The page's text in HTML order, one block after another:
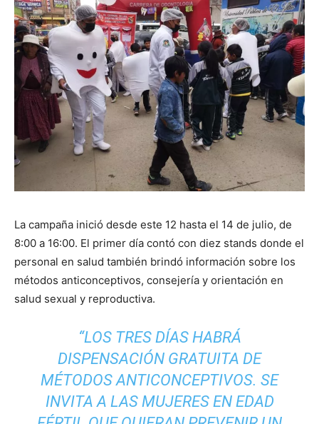
La campaña inició desde este 12 hasta el 14 de julio, de
8:00 a 16:00. El primer día contó con diez stands donde el
personal en salud también brindó información sobre los
métodos anticonceptivos, consejería y orientación en
salud sexual y reproductiva.
“LOS TRES DÍAS HABRÁ
DISPENSACIÓN GRATUITA DE
MÉTODOS ANTICONCEPTIVOS. SE
INVITA A LAS MUJERES EN EDAD